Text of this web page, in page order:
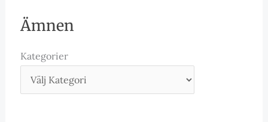
Ämnen
Kategorier